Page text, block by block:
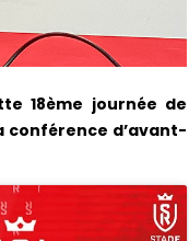
18ème journée de
conférence d’avant-